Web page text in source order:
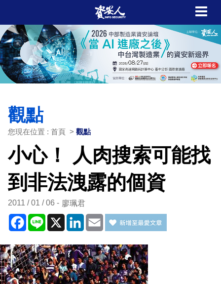
觀點
您現在位置 : 首頁 > 觀點
小心！ 人肉搜索可能找
到非法洩露的個資
2011 / 01 / 06 廖珮君
Facebook
Line X LinkedIn
Email